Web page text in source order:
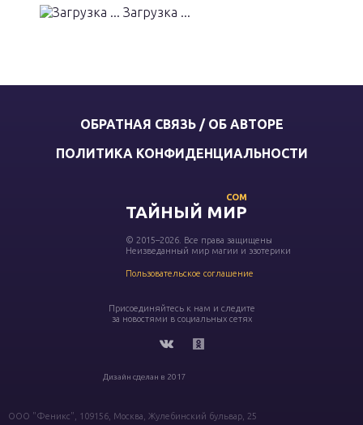
Загрузка ...
ОБРАТНАЯ СВЯЗЬ / ОБ АВТОРЕ
ПОЛИТИКА КОНФИДЕНЦИАЛЬНОСТИ
ТАЙНЫЙ МИР
COM
© 2015–2026. Все права защищены
Неизведанный мир магии и эзотерики
Пользовательское соглашение
Присоединяйтесь к нам и следите
за новостями в социальных сетях
Дизайн сделан в 2017
ООО "Феникс", 109156, Москва, Жулебинский бульвар, 25